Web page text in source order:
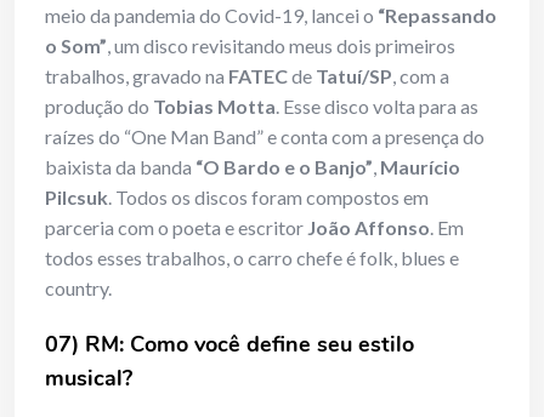
meio da pandemia do Covid-19, lancei o “Repassando
o Som”, um disco revisitando meus dois primeiros
trabalhos, gravado na FATECde Tatuí/SP, com a
produção do Tobias Motta. Esse disco volta para as
raízes do “One Man Band” e conta com a presença do
baixista da banda “O Bardo e o Banjo”, Maurício
Pilcsuk. Todos os discos foram compostos em
parceria com o poeta e escritor João Affonso. Em
todos esses trabalhos, o carro chefe é folk, blues e
country.
07) RM: Como você define seu estilo
musical?